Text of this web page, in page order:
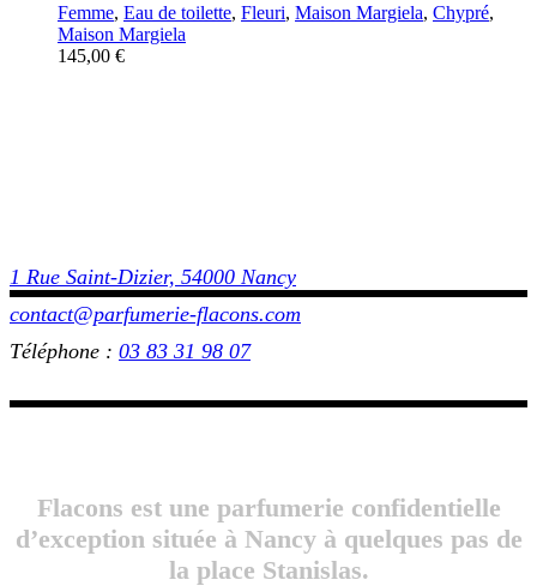
Femme, Eau de toilette, Fleuri, Maison Margiela, Chypré,
Maison Margiela
145,00 €
1 Rue Saint-Dizier, 54000 Nancy
contact@parfumerie-flacons.com
Téléphone : 03 83 31 98 07
Flacons est une parfumerie confidentielle
d’exception située à Nancy à quelques pas de
la place Stanislas.